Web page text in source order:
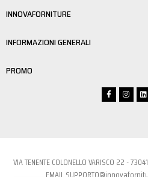
INNOVAFORNITURE
INFORMAZIONI GENERALI
PROMO
VIA TENENTE COLONELLO VARISCO 22 -